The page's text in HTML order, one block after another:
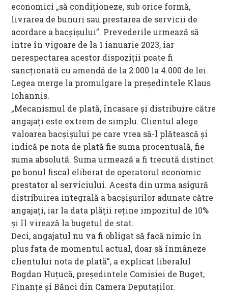
economici „să condiţioneze, sub orice formă,
livrarea de bunuri sau prestarea de servicii de
acordare a bacşişului”. Prevederile urmează să
intre în vigoare de la 1 ianuarie 2023, iar
nerespectarea acestor dispoziţii poate fi
sancționată cu amendă de la 2.000 la 4.000 de lei.
Legea merge la promulgare la președintele Klaus
Iohannis.
„Mecanismul de plată, încasare și distribuire către
angajați este extrem de simplu. Clientul alege
valoarea bacșișului pe care vrea să-l plătească și
indică pe nota de plată fie suma procentuală, fie
suma absolută. Suma urmează a fi trecută distinct
pe bonul fiscal eliberat de operatorul economic
prestator al serviciului. Acesta din urma asigură
distribuirea integrală a bacșișurilor adunate către
angajați, iar la data plății reține impozitul de 10%
și îl virează la bugetul de stat.
Deci, angajatul nu va fi obligat să facă nimic în
plus fata de momentul actual, doar să înmâneze
clientului nota de plată”, a explicat liberalul
Bogdan Huțucă, președintele Comisiei de Buget,
Finanțe și Bănci din Camera Deputaților.